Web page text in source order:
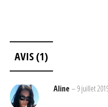
AVIS (1)
Aline–9 juillet